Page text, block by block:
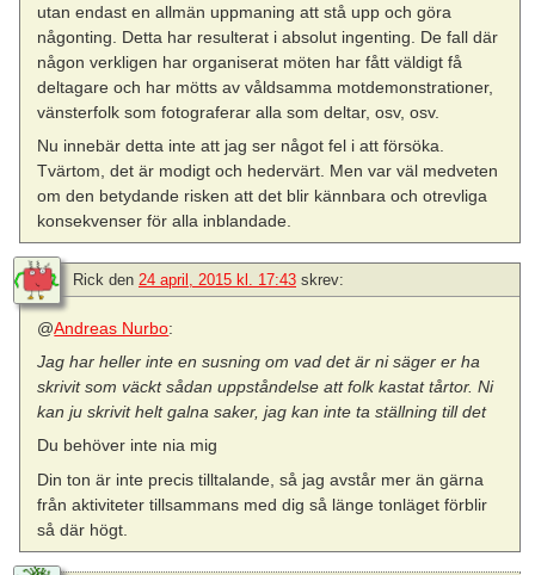
utan endast en allmän uppmaning att stå upp och göra
någonting. Detta har resulterat i absolut ingenting. De fall där
någon verkligen har organiserat möten har fått väldigt få
deltagare och har mötts av våldsamma motdemonstrationer,
vänsterfolk som fotograferar alla som deltar, osv, osv.
Nu innebär detta inte att jag ser något fel i att försöka.
Tvärtom, det är modigt och hedervärt. Men var väl medveten
om den betydande risken att det blir kännbara och otrevliga
konsekvenser för alla inblandade.
Rick den 24 april, 2015 kl. 17:43 skrev:
@Andreas Nurbo:
Jag har heller inte en susning om vad det är ni säger er ha
skrivit som väckt sådan uppståndelse att folk kastat tårtor. Ni
kan ju skrivit helt galna saker, jag kan inte ta ställning till det
Du behöver inte nia mig
Din ton är inte precis tilltalande, så jag avstår mer än gärna
från aktiviteter tillsammans med dig så länge tonläget förblir
så där högt.